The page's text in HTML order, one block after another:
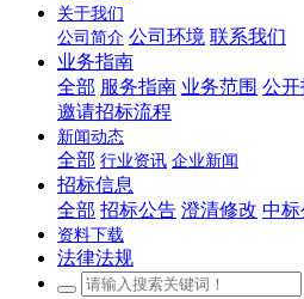
关于我们
公司简介 公司环境 联系我们
业务指南
全部 服务指南 业务范围 公开
邀请招标流程
新闻动态
全部 行业资讯 企业新闻
招标信息
全部 招标公告 澄清修改 中
资料下载
法律法规